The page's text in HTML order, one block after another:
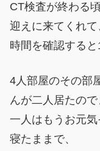
CT検査が終わる
迎えに来てくれて
時間を確認すると
4人部屋のその部
んが二人居たので
一人はもうお元
寝たままで、